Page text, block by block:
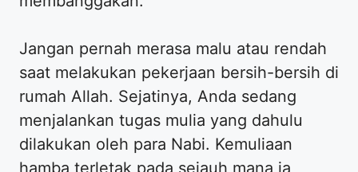
Jangan pernah merasa malu atau rendah
saat melakukan pekerjaan bersih-bersih di
rumah Allah. Sejatinya, Anda sedang
menjalankan tugas mulia yang dahulu
dilakukan oleh para Nabi. Kemuliaan